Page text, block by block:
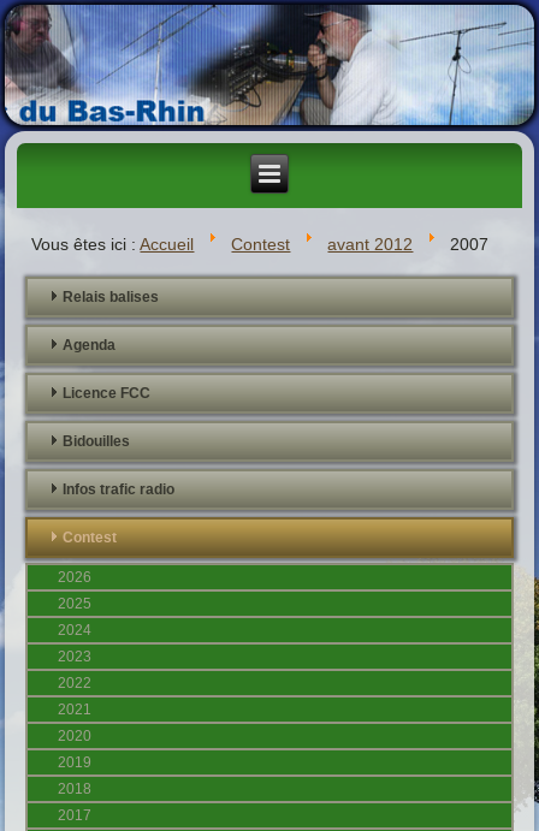
Vous êtes ici :Accueil Contest avant 2012 2007
Relais balises
Agenda
Licence FCC
Bidouilles
Infos trafic radio
Contest
2026
2025
2024
2023
2022
2021
2020
2019
2018
2017